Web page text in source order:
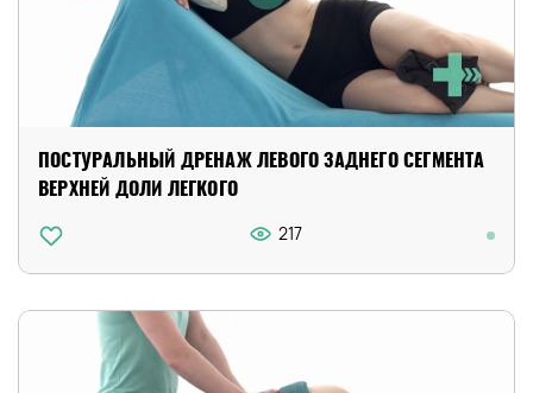
ПОСТУРАЛЬНЫЙ ДРЕНАЖ ЛЕВОГО ЗАДНЕГО СЕГМЕНТА
ВЕРХНЕЙ ДОЛИ ЛЕГКОГО
217